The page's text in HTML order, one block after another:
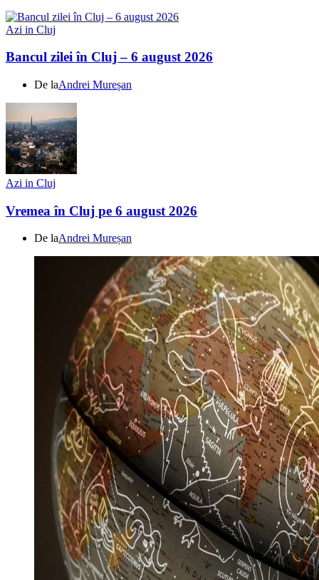
Azi in Cluj
Bancul zilei în Cluj – 6 august 2026
De laAndrei Mureșan
Azi in Cluj
Vremea în Cluj pe 6 august 2026
De laAndrei Mureșan